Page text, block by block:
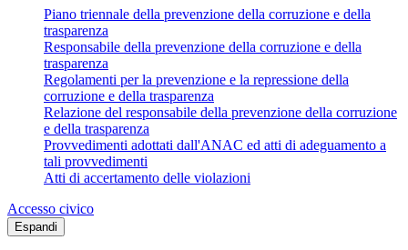
Piano triennale della prevenzione della corruzione e della
trasparenza
Responsabile della prevenzione della corruzione e della
trasparenza
Regolamenti per la prevenzione e la repressione della
corruzione e della trasparenza
Relazione del responsabile della prevenzione della corruzione
e della trasparenza
Provvedimenti adottati dall'ANAC ed atti di adeguamento a
tali provvedimenti
Atti di accertamento delle violazioni
Accesso civico
Espandi